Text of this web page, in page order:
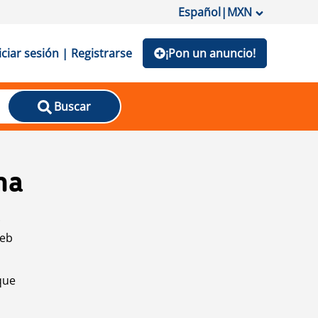
Español|MXN
sesión | Registrarse ¡Pon un anuncio!
Buscar